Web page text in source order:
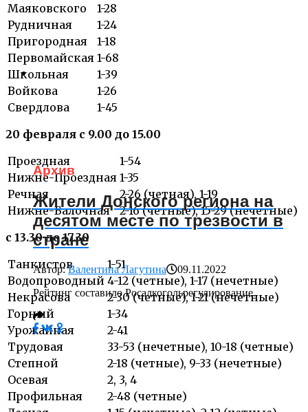
Маяковского
1-28
Рудничная
1-24
Пригородная
1-18
Первомайская 1-68
Школьная
1-39
Войкова
1-26
Свердлова
1-45
20 февраля с 9.00 до 15.00
Проездная
1-54
Нижне-Проездная 1-35
Речная
2-26 (четная), 1-19
Нижне-Балочная
2-16 (четные), 15-29 (нечетные)
с 13.30 до 17.30
Танкистов
1-51
Водопроводный 4-12 (четные), 1-17 (нечетные)
Некрасова
2-30 (четные), 1-21 (нечетные)
Горный
1-34
Урожайная
2-41
Трудовая
33-53 (нечетные), 10-18 (четные)
Степной
2-18 (четные), 9-33 (нечетные)
Осевая
2, 3, 4
Профильная
2-48 (четные)
Архив
Жители Донского региона на
десятом месте по трезвости в
стране
Автор:Валентина Лагутина
09.11.2022
Рейтинг составило Росалкогольрегулирование.